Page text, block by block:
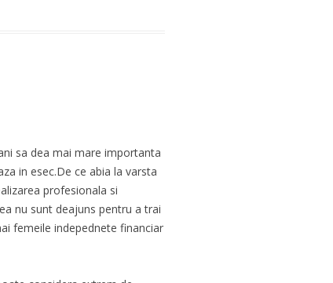
sa dea mai mare importanta
in esec.De ce abia la varsta
profesionala si
nu sunt deajuns pentru a trai
femeile indepednete financiar